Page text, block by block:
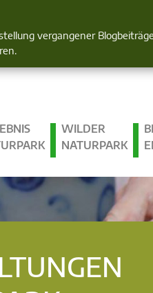
vergangener
und Natur
WILDER
NATURPARK